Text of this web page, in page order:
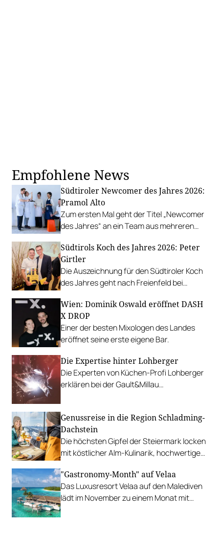
Empfohlene News
Südtiroler Newcomer des Jahres 2026:
Pramol Alto
Zum ersten Mal geht der Titel „Newcomer
des Jahres“ an ein Team aus mehreren
Südtirols Koch des Jahres 2026: Peter
Girtler
Die Auszeichnung für den Südtiroler Koch
des Jahres geht nach Freienfeld bei
Gourmetstube Einhorn.
Wien: Dominik Oswald eröffnet DASH
X DROP
Einer der besten Mixologen des Landes
eröffnet seine erste eigene Bar.
Die Expertise hinter Lohberger
Die Experten von Küchen-Profi Lohberger
erklären bei der Gault&Millau
Genussreise in die Region Schladming-
Dachstein
Die höchsten Gipfel der Steiermark locken
mit köstlicher Alm-Kulinarik, hochwertigen
Direktvermarktern.
"Gastronomy-Month" auf Velaa
Das Luxusresort Velaa auf den Malediven
lädt im November zu einem Monat mit